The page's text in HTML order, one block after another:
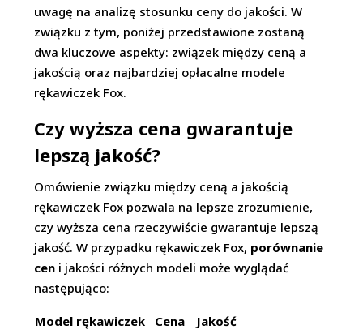
uwagę na analizę stosunku ceny do jakości. W
związku z tym, poniżej przedstawione zostaną
dwa kluczowe aspekty: związek między ceną a
jakością oraz najbardziej opłacalne modele
rękawiczek Fox.
Czy wyższa cena gwarantuje
lepszą jakość?
Omówienie związku między ceną a jakością
rękawiczek Fox pozwala na lepsze zrozumienie,
czy wyższa cena rzeczywiście gwarantuje lepszą
jakość. W przypadku rękawiczek Fox, porównanie
cen i jakości różnych modeli może wyglądać
następująco:
Model rękawiczek Cena
Jakość